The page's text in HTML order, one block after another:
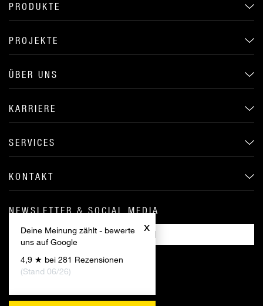
x
Deine Meinung zählt - bewerte
uns auf Google
4,9 ★ bei 281 Rezensionen
(Stand 06/26)
PRODUKTE
PROJEKTE
ÜBER UNS
KARRIERE
SERVICES
KONTAKT
NEWSLETTER & SOCIAL MEDIA
ANMELDEN